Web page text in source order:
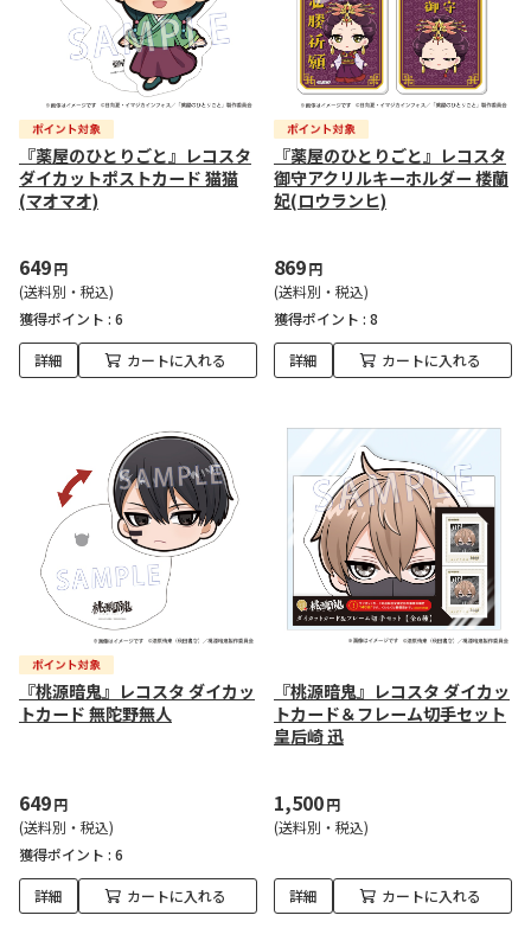
『薬屋のひとりごと』レコスタ
ダイカットポストカード 猫猫
(マオマオ)
649円
(送料別・税込)
獲得ポイント : 6
詳細 カートに入れる
『薬屋のひとりごと』レコスタ
御守アクリルキーホルダー 楼蘭
妃(ロウランヒ)
869円
(送料別・税込)
獲得ポイント : 8
詳細 カートに入れる
『桃源暗鬼』レコスタ ダイカッ
トカード 無陀野無人
649円
(送料別・税込)
獲得ポイント : 6
詳細 カートに入れる
『桃源暗鬼』レコスタ ダイカッ
トカード＆フレーム切手セット
皇后崎 迅
1,500円
(送料別・税込)
詳細 カートに入れる